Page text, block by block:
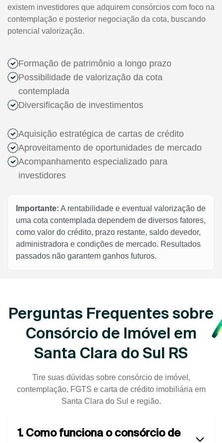
existem investidores que adquirem consórcios com foco na
contemplação e posterior negociação da cota, buscando
potencial valorização.
Formação de patrimônio a longo prazo
Possibilidade de valorização da cota
contemplada
Diversificação de investimentos
Aquisição estratégica de cartas de crédito
Aproveitamento de oportunidades de mercado
Acompanhamento especializado para
investidores
Importante: A rentabilidade e eventual valorização de
uma cota contemplada dependem de diversos fatores,
como valor do crédito, prazo restante, saldo devedor,
administradora e condições de mercado. Resultados
passados não garantem ganhos futuros.
Perguntas Frequentes sobre
Consórcio de Imóvel em
Santa Clara do Sul RS
Tire suas dúvidas sobre consórcio de imóvel,
contemplação, FGTS e carta de crédito imobiliária em
Santa Clara do Sul e região.
1. Como funciona o consórcio de